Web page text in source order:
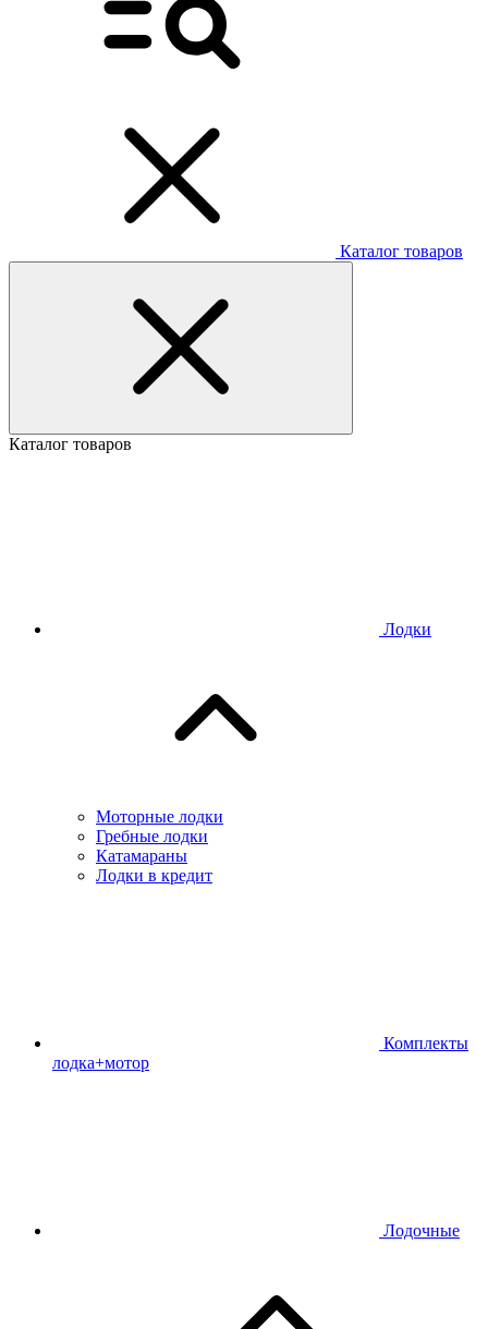
Каталог товаров
Каталог товаров
Лодки
Моторные лодки
Гребные лодки
Катамараны
Лодки в кредит
Комплекты
лодка+мотор
Лодочные